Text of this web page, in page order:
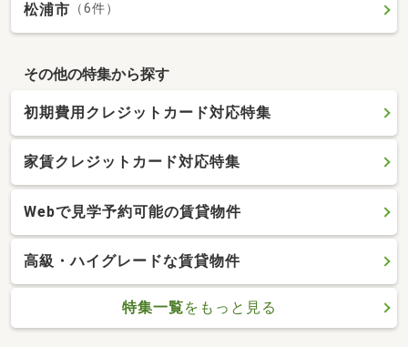
松浦市 （6件）
その他の特集から探す
初期費用クレジットカード対応特集
家賃クレジットカード対応特集
Webで見学予約可能の賃貸物件
高級・ハイグレードな賃貸物件
特集一覧をもっと見る